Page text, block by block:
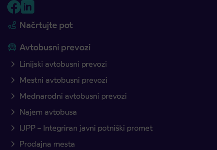
Načrtujte pot
Avtobusni prevozi
Linijski avtobusni prevozi
Mestni avtobusni prevozi
Mednarodni avtobusni prevozi
Najem avtobusa
IJPP – Integriran javni potniški promet
Prodajna mesta